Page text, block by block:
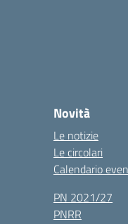
Novità
Le notizie
Le circolari
Calendario
PN 2021/27
PNRR